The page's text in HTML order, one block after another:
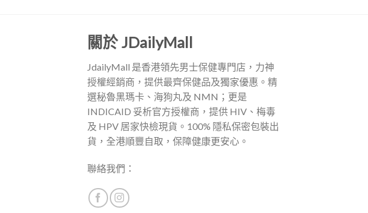
關於 JDailyMall
JdailyMall 是香港領先男士保健專門店，力神
授權經銷商，提供最齊保健品及獨家優惠。精
選秘魯黑瑪卡、海狗丸及 NMN；更是
INDICAID 妥析官方授權商，提供 HIV、梅毒
及 HPV 居家快檢現貨。100% 隱私保密包裝出
貨，全港順豐自取，保障健康更安心。
聯絡我們：